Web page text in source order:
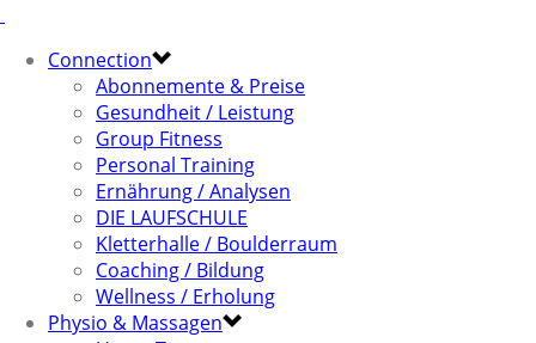
Connection
Abonnemente & Preise
Gesundheit / Leistung
Group Fitness
Personal Training
Ernährung / Analysen
DIE LAUFSCHULE
Kletterhalle / Boulderraum
Coaching / Bildung
Wellness / Erholung
Physio & Massagen